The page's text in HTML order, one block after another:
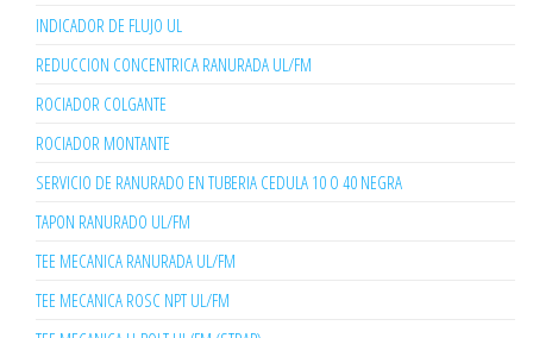
INDICADOR DE FLUJO UL
REDUCCION CONCENTRICA RANURADA UL/FM
ROCIADOR COLGANTE
ROCIADOR MONTANTE
SERVICIO DE RANURADO EN TUBERIA CEDULA 10 O 40 NEGRA
TAPON RANURADO UL/FM
TEE MECANICA RANURADA UL/FM
TEE MECANICA ROSC NPT UL/FM